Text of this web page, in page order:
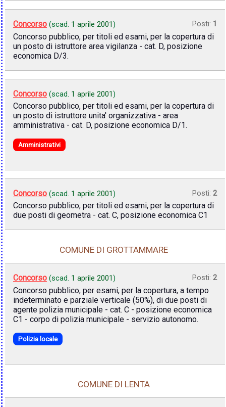
Concorso (scad. 1 aprile 2001) Posti: 1
Concorso pubblico, per titoli ed esami, per la copertura di
un posto di istruttore area vigilanza - cat. D, posizione
economica D/3.
Concorso (scad. 1 aprile 2001)
Concorso pubblico, per titoli ed esami, per la copertura di
un posto di istruttore unita' organizzativa - area
amministrativa - cat. D, posizione economica D/1.
Amministrativi
Concorso (scad. 1 aprile 2001) Posti: 2
Concorso pubblico, per titoli ed esami, per la copertura di
due posti di geometra - cat. C, posizione economica C1
COMUNE DI GROTTAMMARE
Concorso (scad. 1 aprile 2001) Posti: 2
Concorso pubblico, per esami, per la copertura, a tempo
indeterminato e parziale verticale (50%), di due posti di
agente polizia municipale - cat. C - posizione economica
C1 - corpo di polizia municipale - servizio autonomo.
Polizia locale
COMUNE DI LENTA